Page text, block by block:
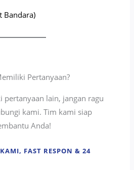
Bandara)
Pertanyaan?
pertanyaan lain, jangan ragu
kami. Tim kami siap
Anda!
FAST RESPON & 24